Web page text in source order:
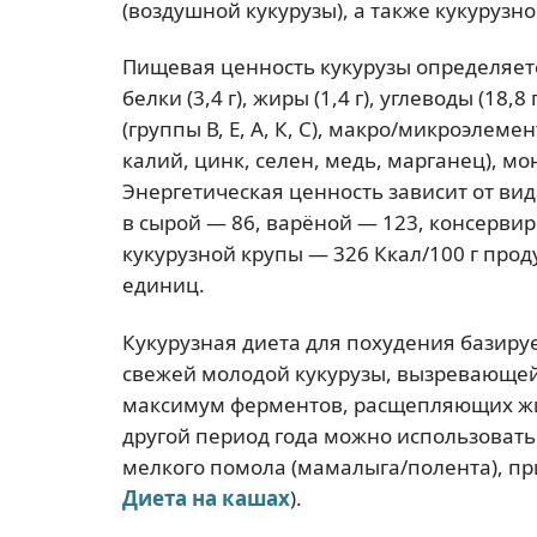
(воздушной кукурузы), а также
Пищевая ценность кукурузы
белки (3,4 г), жиры (1,4 г), углеводы
(группы В, Е, A, К, С), макро/
калий, цинк, селен, медь, марганец),
Энергетическая ценность зависит от
в сырой — 86, варёной — 123,
кукурузной крупы — 326 Ккал/100 г
единиц.
Кукурузная диета для похудения
свежей молодой кукурузы,
максимум ферментов, расщепляющих
другой период года можно
мелкого помола (мамалыга/полента),
Диета на кашах).